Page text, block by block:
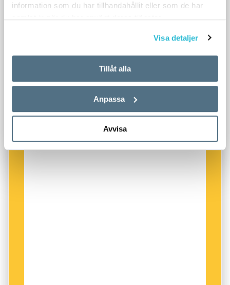
information som du har tillhandahållit eller som de har
samlat in när du har använt deras tjänster.
Visa detaljer
Tillåt alla
Anpassa
Avvisa